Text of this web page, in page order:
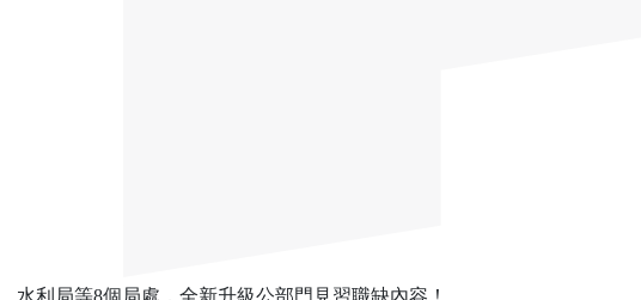
利局等8個局處，全新升級公部門見習職缺內容！